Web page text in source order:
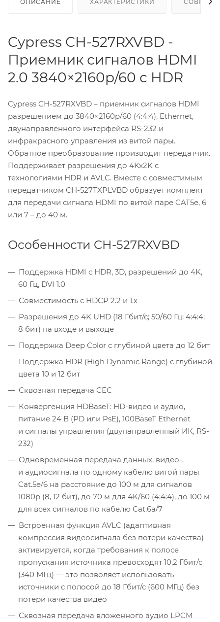
ОПИСАНИЕ ХАРАКТЕРИСТИКИ
Cypress CH-527RXVBD -
Приемник сигналов HDMI
2.0 3840×2160p/60 с HDR
Cypress CH-527RXVBD – приемник сигналов HDMI
разрешением до 3840×2160p/60 (4:4:4), Ethernet,
двунаправленного интерфейса RS-232 и
инфракрасного управления из витой пары.
Обратное преобразование производит передатчик.
Поддерживает разрешения до 4Kx2K с
технологиями HDR и AVLC. Вместе с совместимым
передатчиком CH-527TXPLVBD образует комплект
для передачи сигнала HDMI по витой паре CAT5e, 6
или 7 – до 40 м.
Особенности CH-527RXVBD
Поддержка HDMI с HDR, 3D, разрешений до 4K,
60 Гц, DVI 1.0
Совместимость с HDCP 2.2 и 1.x
Разрешения до 4K UHD (18 Гбит/с; 50/60 Гц; 4:4:4;
8 бит) на входе и выходе
Поддержка Deep Color с глубиной цвета до 12 бит
Поддержка HDR (High Dynamic Range) с глубиной
цвета 10 и 12 бит
Сквозная передача CEC
Конвергенция HDBaseT: HD-видео и аудио,
питание 24 В (PD или PsE), 100BaseT Ethernet
и сигналы управления (двунаправленный ИК, RS-
232)
Одновременная передача данных, видео-,
и аудиосигнала по одному кабелю витой пары
Cat.5e/6 на расстояние до 100 м для сигналов
1080p (8, 12 бит), до 70 м для 4K/60 (4:4:4), до 100 м
для всех сигналов по кабелю Cat.6a/7
Встроенная функция AVLC (адаптивная
компрессия видеосигнала без потери качества)
активируется, когда требования к полосе
пропускания источника превосходят 10,2 Гбит/с
(340 МГц) — это позволяет использовать
источники с полосой до 18 Гбит/с (600 МГц) без
потери качества видео
Сквозная передача вложенного аудио LPCM